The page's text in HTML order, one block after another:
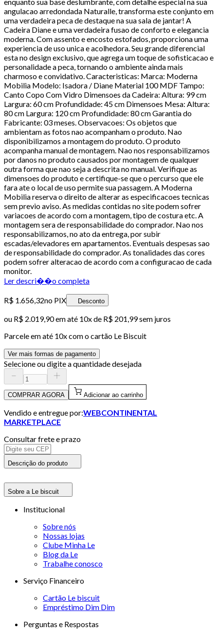
angulacao arredondada Naturalle, transforma este conjunto em
uma verdadeira peca de destaque na sua sala de jantar! A
Cadeira Diane e uma verdadeira fusao de conforto e elegancia
moderna. Com assento e encosto estofados, proporciona uma
experiencia de uso unica e acolhedora. Seu grande diferencial
esta no design exclusivo, que agrega um toque de sofisticacao e
personalidade a peca, tornando o ambiente ainda mais
charmoso e convidativo. Caracteristicas: Marca: Moderna
Mobilia Modelo: Isadora / Diane Material 100 MDF Tampo:
Canto Copo Com Vidro Dimensoes da Cadeira: Altura: 99 cm
Largura: 60 cm Profundidade: 45 cm Dimensoes Mesa: Altura:
80 cm Largura: 120 cm Profundidade: 80 cm Garantia do
Fabricante: 03 meses. Observacoes: Os objetos que
ambientam as fotos nao acompanham o produto. Nao
disponibilizamos a montagem do produto. O produto
acompanha manual de montagem. Nao nos responsabilizamos
por danos no produto causados por montagem de qualquer
outra forma que nao seja a descrita no manual. Verifique as
dimensoes do produto e certifique-se que o percurso que ele
fara ate o local de uso permite sua passagem. A Moderna
Mobilia reserva o direito de alterar as especificacoes tecnicas
sem previo aviso. As medidas contidas no site podem sofrer
variacoes de acordo com a montagem, tipo de costura etc. A
montagem sera de responsabilidade do comprador. Nao nos
responsabilizamos, no ato da entrega, por subir
escadas/elevadores em apartamentos. Eventuais despesas sao
de responsabilidade do comprador. As tonalidades das cores
podem sofrer alteracao de acordo com a configuracao de cada
monitor.
Ler descri��o completa
R$ 1.656,32no PIX Desconto
ou R$ 2.019,90em até 10x de R$ 201,99 sem juros
Parcele em até 10x com o cartão Le Biscuit
Ver mais formas de pagamento
Selecione ou digite a quantidade desejada
COMPRAR AGORA Adicionar ao carrinho
Vendido e entregue por:WEBCONTINENTAL
MARKETPLACE
Consultar frete e prazo
Descrição do produto
Sobre a Le biscuit
Institucional
Sobre nós
Nossas lojas
Clube Minha Le
Blog da Le
Trabalhe conosco
Serviço Financeiro
Cartão Le biscuit
Empréstimo Dim Dim
Perguntas e Respostas